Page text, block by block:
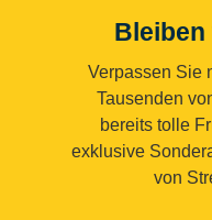
Verpassen Sie
Tausenden
bereits tolle
exklusive
von